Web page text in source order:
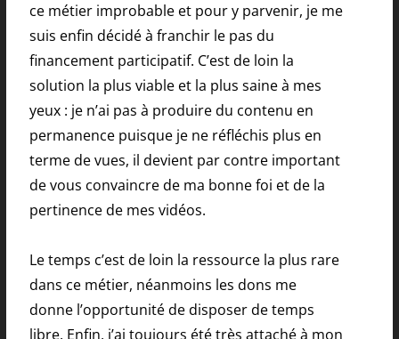
ce métier improbable et pour y parvenir, je me
suis enfin décidé à franchir le pas du
financement participatif. C’est de loin la
solution la plus viable et la plus saine à mes
yeux : je n’ai pas à produire du contenu en
permanence puisque je ne réfléchis plus en
terme de vues, il devient par contre important
de vous convaincre de ma bonne foi et de la
pertinence de mes vidéos.
Le temps c’est de loin la ressource la plus rare
dans ce métier, néanmoins les dons me
donne l’opportunité de disposer de temps
libre. Enfin, j’ai toujours été très attaché à mon